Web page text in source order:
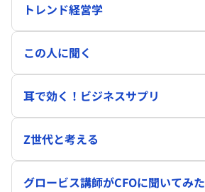
トレンド経営学
この人に聞く
耳で効く！ビジネスサプリ
Z世代と考える
グロービス講師がCFOに聞いてみた